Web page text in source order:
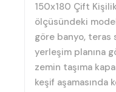
150x180 Çift
ölçüsündeki
göre banyo, teras
yerleşim planına
zemin taşıma
keşif aşamasında